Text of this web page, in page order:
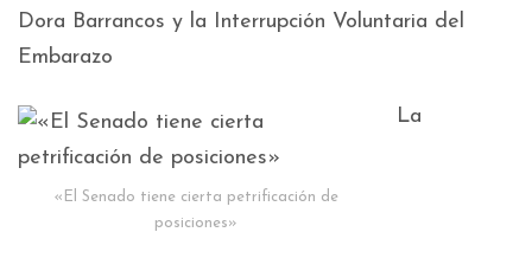
Dora Barrancos y la Interrupción Voluntaria del
Embarazo
«El Senado tiene cierta petrificación de
posiciones»
La